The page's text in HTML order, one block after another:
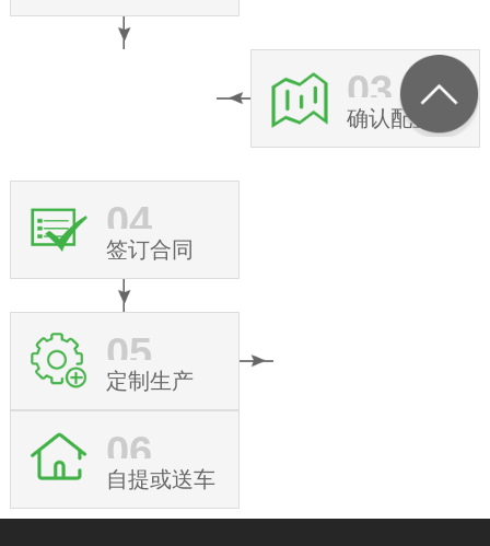
03
确认配置
04
签订合同
05
定制生产
06
自提或送车